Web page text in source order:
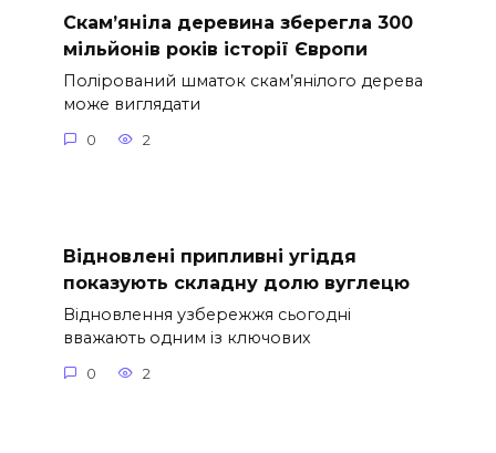
Скам’яніла деревина зберегла 300
мільйонів років історії Європи
Полірований шматок скам’янілого дерева
може виглядати
0 2
Відновлені припливні угіддя
показують складну долю вуглецю
Відновлення узбережжя сьогодні
вважають одним із ключових
0 2